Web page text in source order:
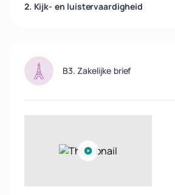
2. Kijk- en luistervaardigheid
B3. Zakelijke brief